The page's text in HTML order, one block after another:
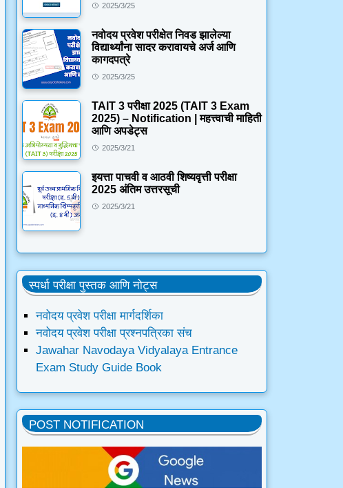
2025/3/25
नवोदय प्रवेश परीक्षेत निवड झालेल्या
विद्यार्थ्यांना सादर करावायचे अर्ज आणि
कागदपत्रे
2025/3/25
TAIT 3 परीक्षा 2025 (TAIT 3 Exam
2025) – Notification | महत्त्वाची माहिती
आणि अपडेट्स
2025/3/21
इयत्ता पाचवी व आठवी शिष्यवृत्ती परीक्षा
2025 अंतिम उत्तरसूची
2025/3/21
स्पर्धा परीक्षा पुस्तक आणि नोट्स
नवोदय प्रवेश परीक्षा मार्गदर्शिका
नवोदय प्रवेश परीक्षा प्रश्नपत्रिका संच
Jawahar Navodaya Vidyalaya Entrance
Exam Study Guide Book
POST NOTIFICATION